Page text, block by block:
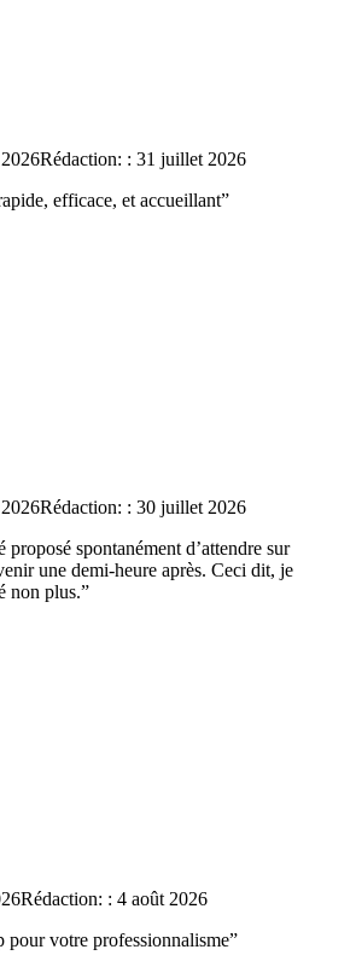
Rédaction: : 31 juillet 2026
efficace, et accueillant”
Rédaction: : 30 juillet 2026
proposé spontanément d’attendre sur
une demi-heure après. Ceci dit, je
non plus.”
Rédaction: : 4 août 2026
pour votre professionnalisme”